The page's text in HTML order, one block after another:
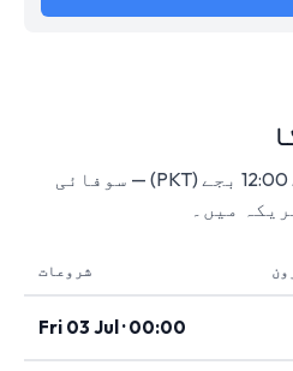
کِک آف: 3 جولائی 2026 رات 12:00 بجے (PKT) — سوفائی
میں۔
شروعات
Fri 03 Jul · 00:00